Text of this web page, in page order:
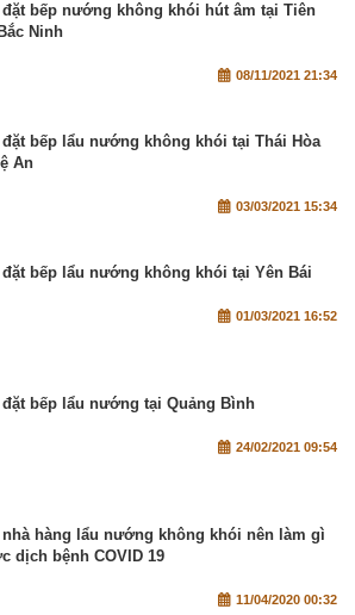
đặt bếp nướng không khói hút âm tại Tiên
Ninh
08/11/2021 21:34
đặt bếp lẩu nướng không khói tại Thái Hòa
An
03/03/2021 15:34
đặt bếp lẩu nướng không khói tại Yên Bái
01/03/2021 16:52
đặt bếp lẩu nướng tại Quảng Bình
24/02/2021 09:54
nhà hàng lẩu nướng không khói nên làm gì
dịch bệnh COVID 19
11/04/2020 00:32